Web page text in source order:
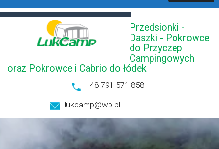
Przedsionki -
Daszki - Pokrowce
do Przyczep
Campingowych
oraz Pokrowce i Cabrio do łódek
+48 791 571 858
lukcamp@wp.pl